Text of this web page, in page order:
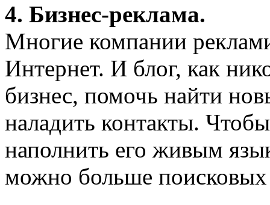
4. Бизнес-реклама.
Многие компании
Интернет. И блог, как
бизнес, помочь найти
наладить контакты.
наполнить его живым
можно больше поисковых